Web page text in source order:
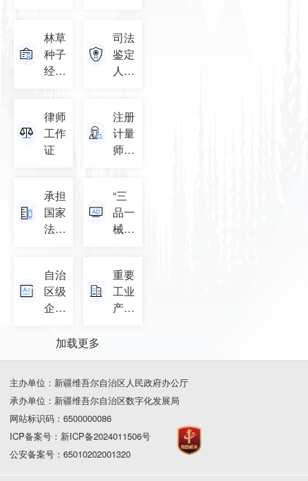
林草
种子
经营
司法
鉴定
人执
律师
工作
证
注册
计量
师信
承担
国家
法定
机构
任务
授权
“三
品一
械”广
息公
示
自治
区级
企业
中心
名单
重要
工业
产品
询
加载更多
主办单位：新疆维吾尔自治区人民政府办公厅
承办单位：新疆维吾尔自治区数字化发展局
网站标识码：6500000086
ICP备案号：新ICP备2024011506号
公安备案号：65010202001320